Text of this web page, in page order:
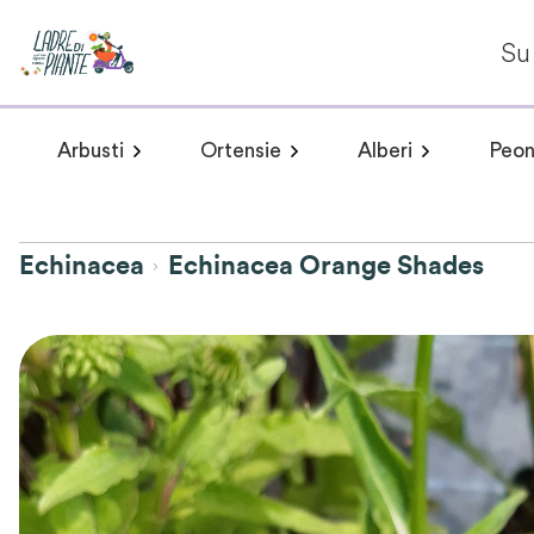
ArbustiArbusti a fioritura primaverile
Arbusti a
OrtensieHydrangea arborescens
Alberi Plumeria
Echinacea Echinacea Orange Shades